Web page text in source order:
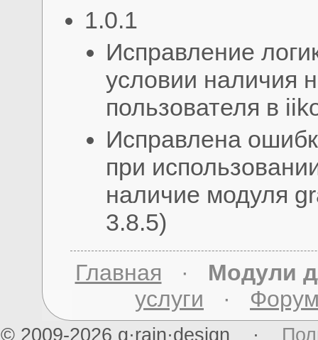
1.0.1
Исправление
условии наличия
пользователя в
Исправлена
при
наличие модуля
3.8.5)
Главная · Модули
услуги ·
© 2009-2026 g·rain·design ·